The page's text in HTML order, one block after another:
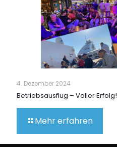
4. Dezember 2024
Betriebsausflug – Voller Erfolg!
Mehr erfahren